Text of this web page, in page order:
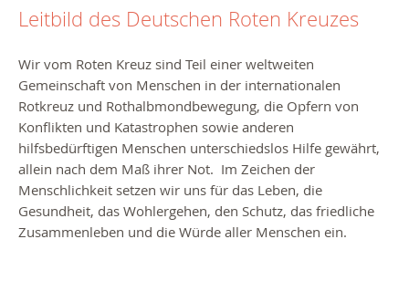
Leitbild des Deutschen Roten Kreuzes
Wir vom Roten Kreuz sind Teil einer weltweiten
Gemeinschaft von Menschen in der internationalen
Rotkreuz und Rothalbmondbewegung, die Opfern von
Konflikten und Katastrophen sowie anderen
hilfsbedürftigen Menschen unterschiedslos Hilfe gewährt,
allein nach dem Maß ihrer Not. Im Zeichen der
Menschlichkeit setzen wir uns für das Leben, die
Gesundheit, das Wohlergehen, den Schutz, das friedliche
Zusammenleben und die Würde aller Menschen ein.